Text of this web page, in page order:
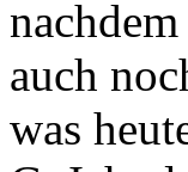
auch
was